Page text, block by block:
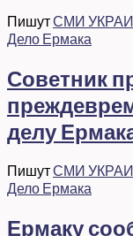
ПишутСМИ
Дело Ермака
Советник
делу
ПишутСМИ
Дело Ермака
Ермаку